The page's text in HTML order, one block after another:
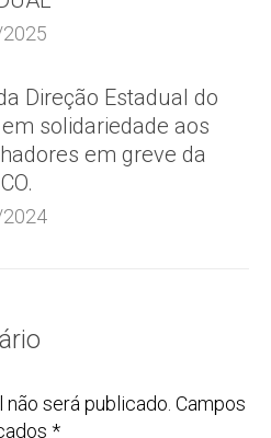
Direção Estadual do
em solidariedade aos
em greve da
será publicado. Campos
*